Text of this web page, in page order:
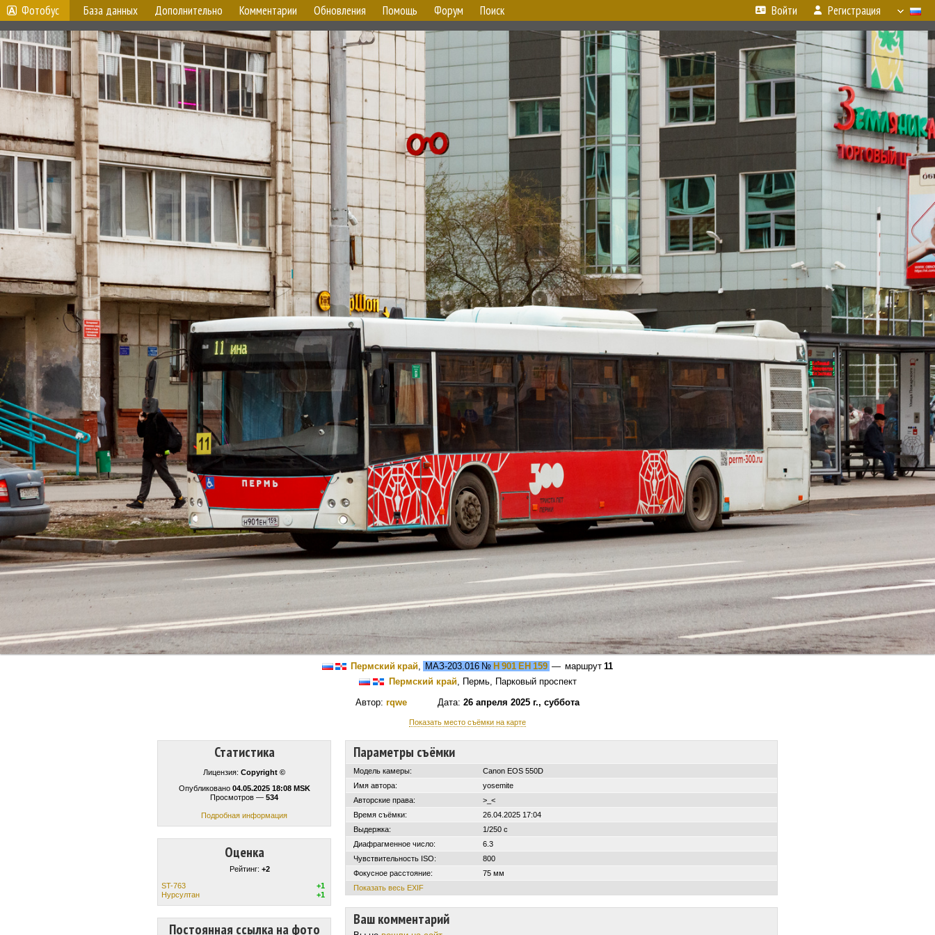
Фотобус База данных Дополнительно Комментарии Обновления Помощь Форум Поиск Войти Регистрация
Пермский край, МАЗ-203.016 № Н 901 ЕН 159 — маршрут 11
Пермский край, Пермь, Парковый проспект
Автор: rqwe Дата: 26 апреля 2025 г., суббота
Показать место съёмки на карте
Статистика
Лицензия: Copyright ©
Опубликовано 04.05.2025 18:08 MSK
Просмотров — 534
Подробная информация
Оценка
Рейтинг: +2
ST-763
+1
Нурсултан
+1
Постоянная ссылка на фото
Параметры съёмки
Модель камеры:
Canon EOS 550D
Имя автора:
yosemite
Авторские права:
>_<
Время съёмки:
26.04.2025 17:04
Выдержка:
1/250 с
Диафрагменное число:
6.3
Чувствительность ISO:
800
Фокусное расстояние:
75 мм
Показать весь EXIF
Ваш комментарий